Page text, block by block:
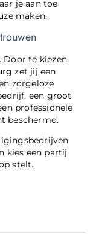
je aan toe
maken.
Door te kiezen
zet jij een
zorgeloze
een groot
professionele
beschermd.
kies een partij
stelt.